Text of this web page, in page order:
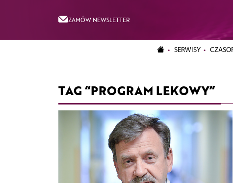
ZAMÓW NEWSLETTER
SERWISY
TAG “PROGRAM LEKOWY”